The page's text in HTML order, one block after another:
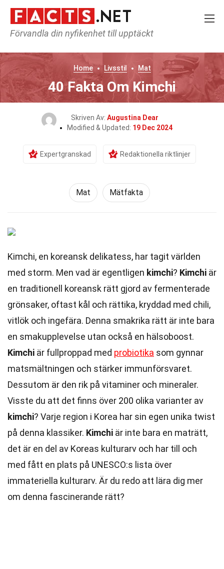
Förvandla din nyfikenhet till upptäckt
Home Livsstil Mat
40 Fakta Om Kimchi
Skriven Av: Augustina Dear
Modified & Updated: 19 Dec 2024
Expertgranskad Redaktionella riktlinjer
Mat Mätfakta
Kimchi, en koreansk delikatess, har tagit världen
med storm. Men vad är egentligen kimchi? Kimchi är
en traditionell koreansk rätt gjord av fermenterade
grönsaker, oftast kål och rättika, kryddad med chili,
vitlök och ingefära. Denna smakrika rätt är inte bara
en smakupplevelse utan också en hälsoboost.
Kimchi är fullproppad med probiotika som gynnar
matsmältningen och stärker immunförsvaret.
Dessutom är den rik på vitaminer och mineraler.
Visste du att det finns över 200 olika varianter av
kimchi? Varje region i Korea har sin egen unika twist
på denna klassiker. Kimchi är inte bara en maträtt,
det är en del av Koreas kulturarv och har till och
med fått en plats på UNESCO:s lista över
immateriella kulturarv. Är du redo att lära dig mer
om denna fascinerande rätt?